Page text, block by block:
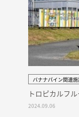
バナナパイン関連
2024.09.06
トロピカルフ